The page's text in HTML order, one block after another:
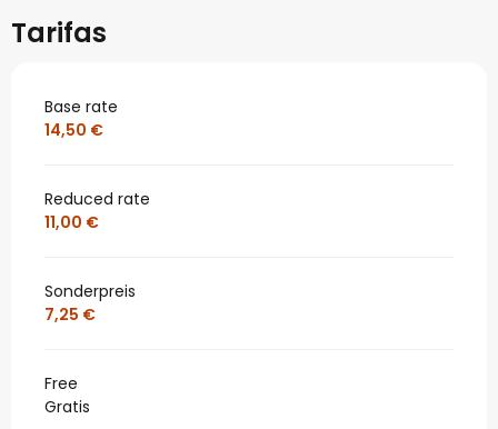
Tarifas
Base rate
14,50 €
Reduced rate
11,00 €
Sonderpreis
7,25 €
Free
Gratis